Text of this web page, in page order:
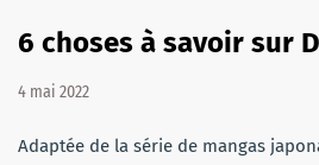
6 choses à savoir sur
4 mai 2022
Adaptée de la série de mangas